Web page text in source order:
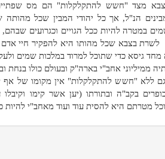
לצבא מצד "חשש להתקלקלות" הם מס
הנ"ל, אך כל יהודי המבין שכל מהותה
במטרה להיות ככל הגויים וכגרועים שבהם,
לשרת בצבא שכל מהותו היא להפקיר חיי אדם
מחד גיסא כדי שתוכל למרוד במלכות שמים
ממיליוני אחב"י בארה"ק ובעולם כולו בנחת
ללא "חשש להתקלקלות" אין מקומו של אף
בקב"ה ובתורתו (יען אשר קימו וקיבלו
מטרתם היא להסית עוד ועוד מאחב"י להיות